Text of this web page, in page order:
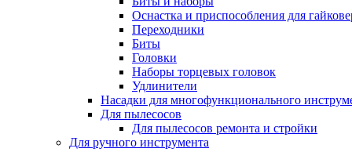
Оснастка и приспособления для
Переходники
Биты
Головки
Наборы торцевых головок
Удлинители
Насадки для многофункционального
Для пылесосов
Для пылесосов ремонта и стройки
Для ручного инструмента